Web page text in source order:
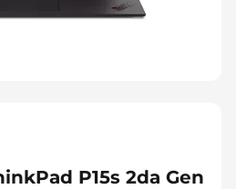
P15s 2da Gen